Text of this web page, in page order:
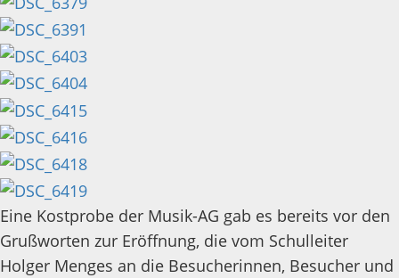
Eine Kostprobe der Musik-AG gab es bereits vor den
Grußworten zur Eröffnung, die vom Schulleiter
Holger Menges an die Besucherinnen, Besucher und